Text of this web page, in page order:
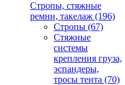
Стропы, стяжные
ремни, такелаж (196)
Стропы (67)
Стяжные
системы
крепления груза,
эспандеры,
тросы тента (70)